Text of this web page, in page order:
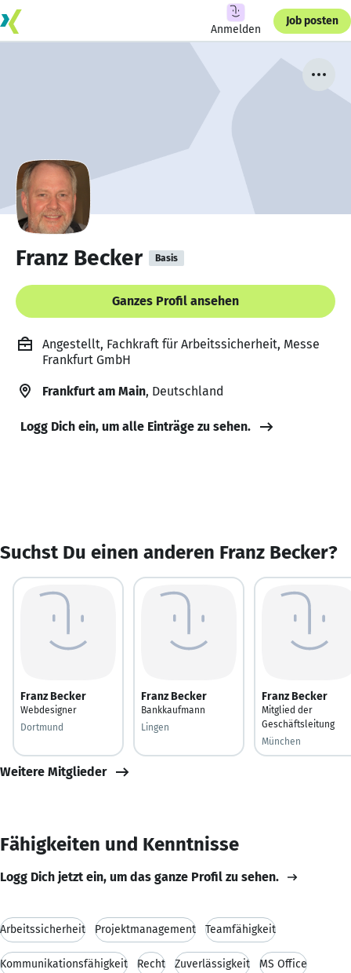
Anmelden
Job posten
Franz Becker Basis
Ganzes Profil ansehen
Angestellt, Fachkraft für Arbeitssicherheit, Messe
Frankfurt GmbH
Frankfurt am Main, Deutschland
Logg Dich ein, um alle Einträge zu sehen.
Suchst Du einen anderen Franz Becker?
Franz Becker
Webdesigner
Dortmund
Franz Becker
Bankkaufmann
Lingen
Franz Becker
Mitglied der
Geschäftsleitung
München
Weitere Mitglieder
Fähigkeiten und Kenntnisse
Logg Dich jetzt ein, um das ganze Profil zu sehen.
Arbeitssicherheit Projektmanagement Teamfähigkeit
Kommunikationsfähigkeit Recht Zuverlässigkeit MS Office